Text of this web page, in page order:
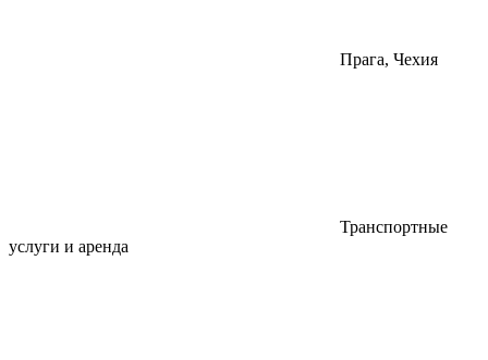
Прага, Чехия
Транспортные
услуги и аренда